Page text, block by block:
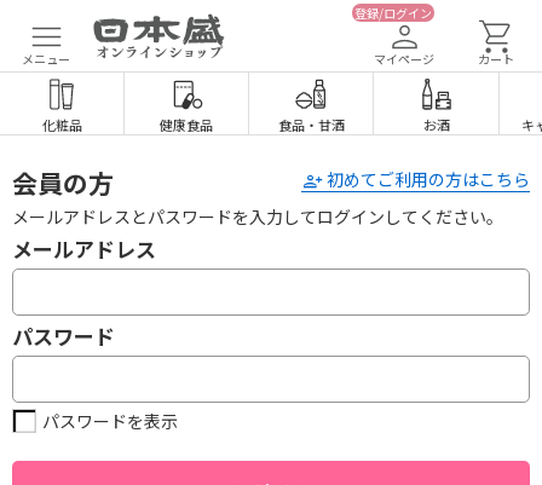
メニュー
登録/ログイン
マイページ カート
化粧品 健康食品 食品・ 甘酒 お酒 キ
初めてご利用の方はこちら
会員の方
メールアドレスとパスワードを入力してログインしてください。
メールアドレス
パスワード
パスワードを表示